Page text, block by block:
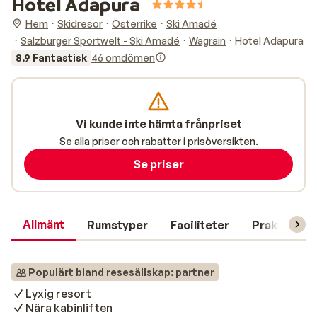
Hem Skidresor Österrike
Ski Amadé
Salzburger Sportwelt - Ski Amadé
Wagrain
Hotel Adapura
8.9 Fantastisk 46 omdömen
Allmänt Rumstyper Faciliteter Praktisk
Populärt bland resesällskap: partner
Lyxig resort
Nära kabinliften
Vi kunde inte hämta frånpriset
Se alla priser och rabatter i prisöversikten.
Se priser